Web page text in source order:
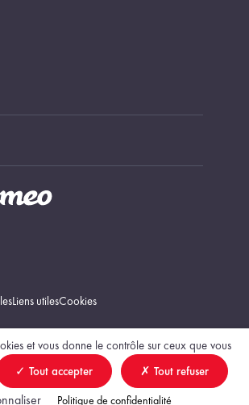
Trouver un géomètre-expert
Liens utilesCookies
et vous donne le contrôle sur ceux que vous
Tout accepter Tout refuser
Politique de confidentialité